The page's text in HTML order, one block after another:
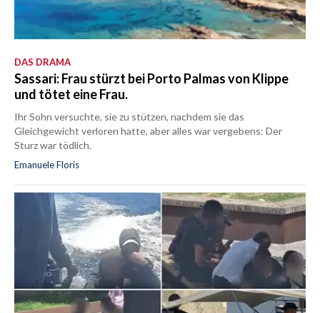
DAS DRAMA
Sassari: Frau stürzt bei Porto Palmas von Klippe
und tötet eine Frau.
Ihr Sohn versuchte, sie zu stützen, nachdem sie das
Gleichgewicht verloren hatte, aber alles war vergebens: Der
Sturz war tödlich.
Emanuele Floris